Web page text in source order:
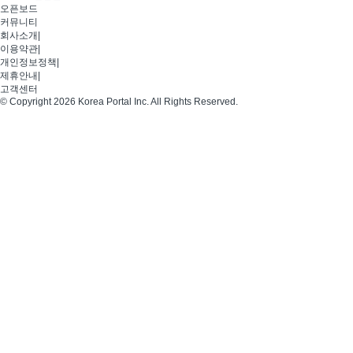
오픈보드
커뮤니티
회사소개
이용약관
개인정보정책
제휴안내
고객센터
© Copyright 2026 Korea Portal Inc. All Rights Reserved.